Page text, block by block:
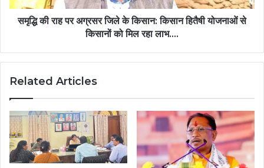
किसान
हितैषी
मिल
समृद्धि की राह पर अग्रसर जिले के किसान: किसान हितैषी योजनाओं से
किसानों को मिल रहा लाभ….
Related Articles